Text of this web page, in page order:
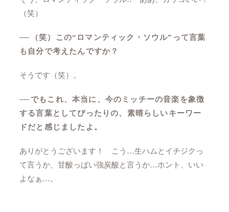
（笑）
──
（笑）この“ロマンティック・ソウル”って言葉
も自分で考えたんですか？
そうです（笑）。
── でもこれ、本当に、今のミッチーの音楽を象徴
する言葉としてぴったりの、素晴らしいキーワー
ドだと感じましたよ。
ありがとうございます！ こう…生ハムとイチジクっ
て言うか、甘酸っぱい強炭酸と言うか…ホント、いい
よなぁ…。